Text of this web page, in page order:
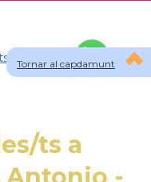
Tornar al capdamunt
ts a